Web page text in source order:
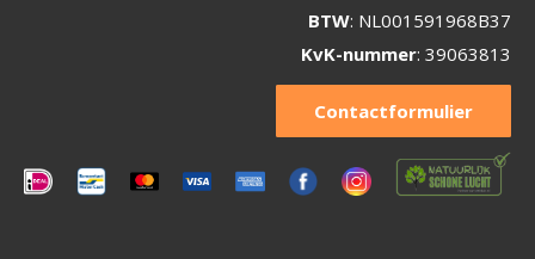
BTW: NL001591968B37
KvK-nummer: 39063813
Contactformulier